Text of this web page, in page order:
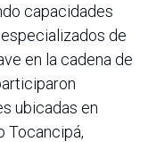
capacidades
de
en la cadena de
ubicadas en
Tocancipá,